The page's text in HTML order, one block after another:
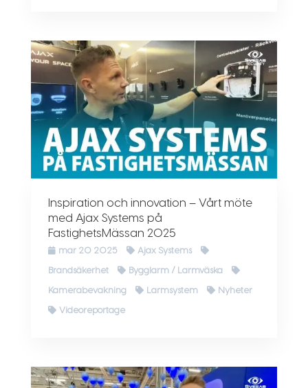
Inspiration och innovation – Vårt möte
med Ajax Systems på
FastighetsMässan 2025
mar 20 2025 Ajax Systems
Brandsäkerhet Bygglarm / Larmväska
Kamerabevakning Larmsystem Nyheter
Videoreportage